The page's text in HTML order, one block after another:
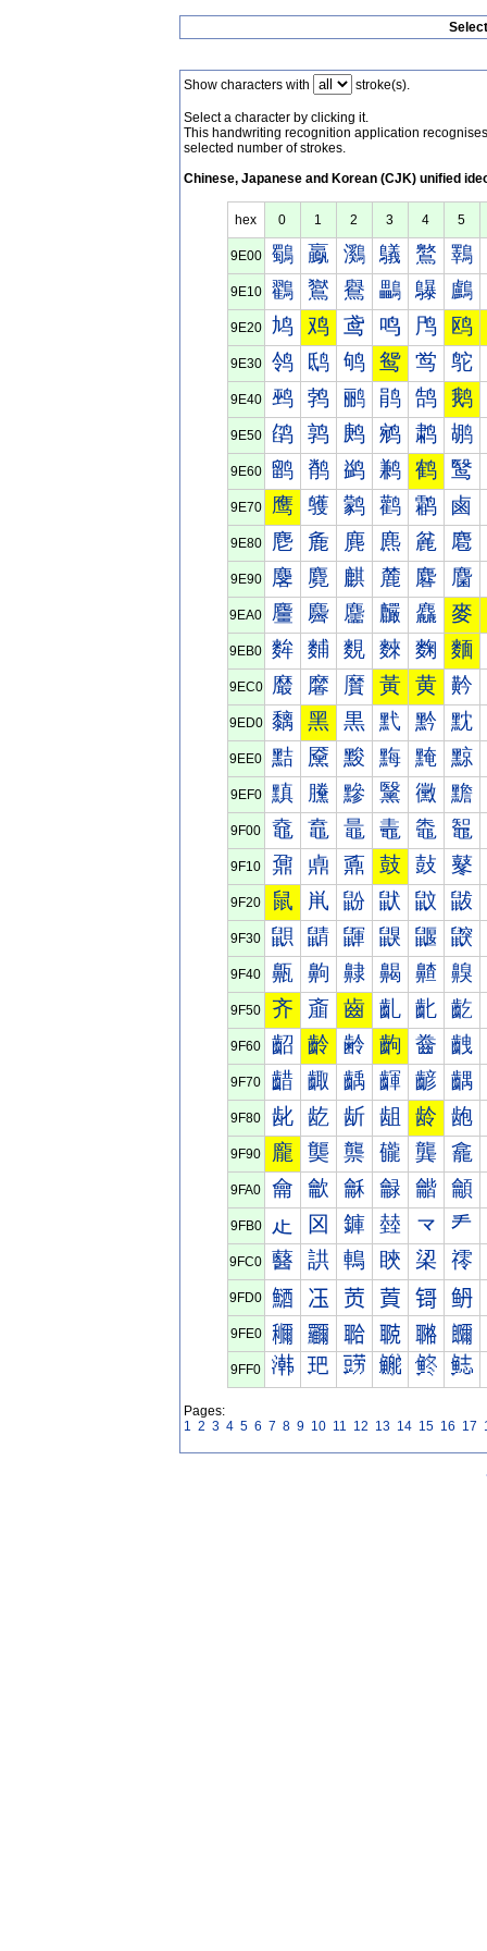
Show characters with stroke(s).
Select a character by clicking it.
This handwriting recognition application
selected number of strokes.
Chinese, Japanese and Korean (CJK) unified
hex 0 1 2 3 4 5
9E00 鸀 鸁 鸂 鸃 鸄 鸅
9E10 鸐 鸑 鸒 鸓 鸔 鸕
9E20 鸠 鸡 鸢 鸣 鸤 鸥
9E30 鸰 鸱 鸲 鸳 鸴 鸵
9E40 鹀 鹁 鹂 鹃 鹄 鹅
9E50 鹐 鹑 鹒 鹓 鹔 鹕
9E60 鹠 鹡 鹢 鹣 鹤 鹥
9E70 鹰 鹱 鹲 鹳 鹴 鹵
9E80 麀 麁 麂 麃 麄 麅
9E90 麐 麑 麒 麓 麔 麕
9EA0 麠 麡 麢 麣 麤 麥
9EB0 麰 麱 麲 麳 麴 麵
9EC0 黀 黁 黂 黃 黄 黅
9ED0 黐 黑 黒 黓 黔 黕
9EE0 黠 黡 黢 黣 黤 黥
9EF0 黰 黱 黲 黳 黴 黵
9F00 鼀 鼁 鼂 鼃 鼄 鼅
9F10 鼐 鼑 鼒 鼓 鼔 鼕
9F20 鼠 鼡 鼢 鼣 鼤 鼥
9F30 鼰 鼱 鼲 鼳 鼴 鼵
9F40 齀 齁 齂 齃 齄 齅
9F50 齐 齑 齒 齓 齔 齕
9F60 齠 齡 齢 齣 齤 齥
9F70 齰 齱 齲 齳 齴 齵
9F80 龀 龁 龂 龃 龄 龅
9F90 龐 龑 龒 龓 龔 龕
9FA0 龠 龡 龢 龣 龤 龥
9FB0 龰 龱 龲 龳 龴 龵
9FC0 鿀 鿁 鿂 鿃 鿄 鿅
9FD0 鿐 鿑 鿒 鿓 鿔 鿕
9FE0 鿠 鿡 鿢 鿣 鿤 鿥
9FF0 鿰 鿱 鿲 鿳 鿴 鿵
Pages:
1 2 3 4 5 6 7 8 9 10 11 12 13 14 15 16 17